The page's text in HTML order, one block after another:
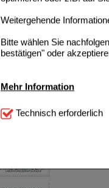
Weitergehende
Bitte wählen Sie
bestätigen" oder
Mehr Information
Technisch Notwendig:
notwendig sind (z.B.
Diese Cookies
beispielsweise für die
Inhalte anzuzeigen und
Technisch erforderlich